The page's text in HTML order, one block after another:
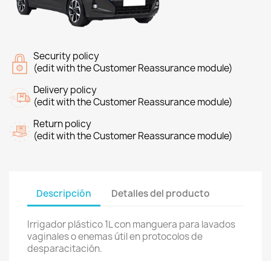
Security policy
(edit with the Customer Reassurance module)
Delivery policy
(edit with the Customer Reassurance module)
Return policy
(edit with the Customer Reassurance module)
Descripción Detalles del producto
Irrigador plástico 1L con manguera para lavados
vaginales o enemas útil en protocolos de
desparacitación.